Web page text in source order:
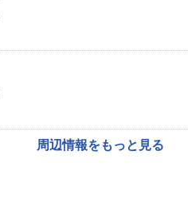
周辺情報をもっと見る